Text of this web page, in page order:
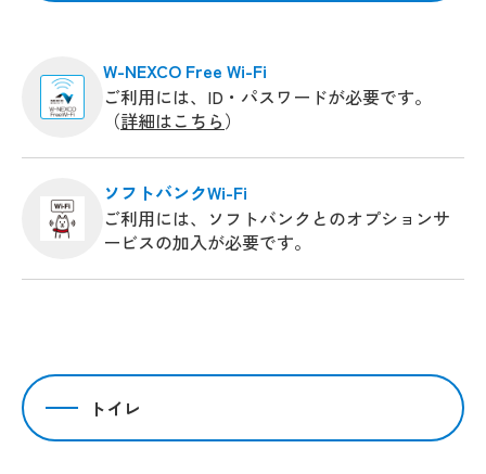
W-NEXCO Free Wi-Fi
ご利用には、ID・パスワードが必要です。
（詳細はこちら）
ソフトバンクWi-Fi
ご利用には、ソフトバンクとのオプションサ
ービスの加入が必要です。
トイレ